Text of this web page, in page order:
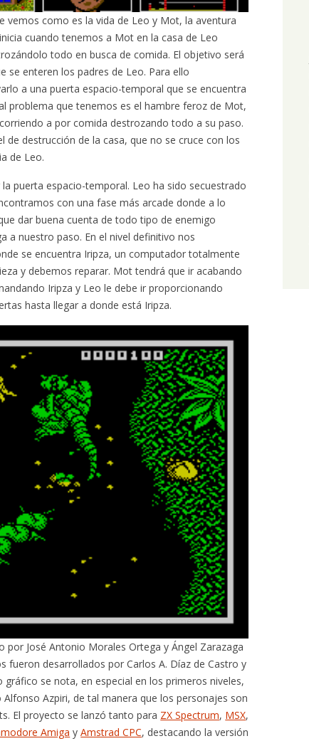
vemos como es la vida de Leo y Mot, la aventura
cuando tenemos a Mot en la casa de Leo
todo en busca de comida. El objetivo será
se enteren los padres de Leo. Para ello
a una puerta espacio-temporal que se encuentra
problema que tenemos es el hambre feroz de Mot,
a por comida destrozando todo a su paso.
de destrucción de la casa, que no se cruce con los
de Leo.
puerta espacio-temporal. Leo ha sido secuestrado
con una fase más arcade donde a lo
dar buena cuenta de todo tipo de enemigo
a nuestro paso. En el nivel definitivo nos
se encuentra Iripza, un computador totalmente
y debemos reparar. Mot tendrá que ir acabando
Iripza y Leo le debe ir proporcionando
hasta llegar a donde está Iripza.
por José Antonio Morales Ortega y Ángel Zarazaga
fueron desarrollados por Carlos A. Díaz de Castro y
gráfico se nota, en especial en los primeros niveles,
Azpiri, de tal manera que los personajes son
El proyecto se lanzó tanto para ZX Spectrum, MSX,
Amiga yAmstrad CPC, destacando la versión